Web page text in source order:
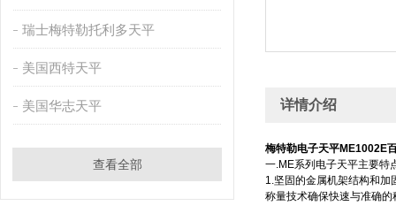
瑞士梅特勒托利多天平
美国西特天平
美国华志天平
查看全部
详情介绍
梅特勒电子天平ME1002E
一.ME系列电子天平主要特
1.坚固的金属机架结构和
称量技术确保快速与准确